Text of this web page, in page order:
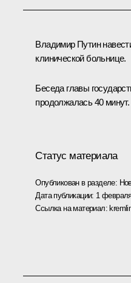
Владимир Путин
клинической больнице.
Беседа главы
продолжалась 40 минут.
Статус материала
Опубликован в разделе:
Дата публикации: 1
Ссылка на материал: